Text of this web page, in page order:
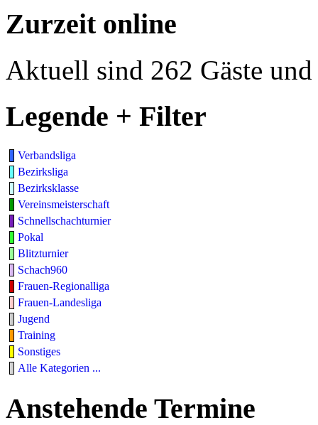
Zurzeit online
Aktuell sind 262 Gäste
Legende + Filter
Verbandsliga
Bezirksliga
Bezirksklasse
Vereinsmeisterschaft
Schnellschachturnier
Pokal
Blitzturnier
Schach960
Frauen-Regionalliga
Frauen-Landesliga
Jugend
Training
Sonstiges
Alle Kategorien ...
Anstehende Termine